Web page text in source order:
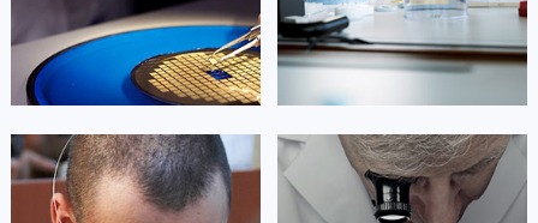
北京豪利时维修  上海豪利时维修
艾德琳·亚历桑德拉
资深豪利时技师
是豪利时维修中心
艾莉森·安吉莉亚
资深豪利时技师
是豪利时维修中心